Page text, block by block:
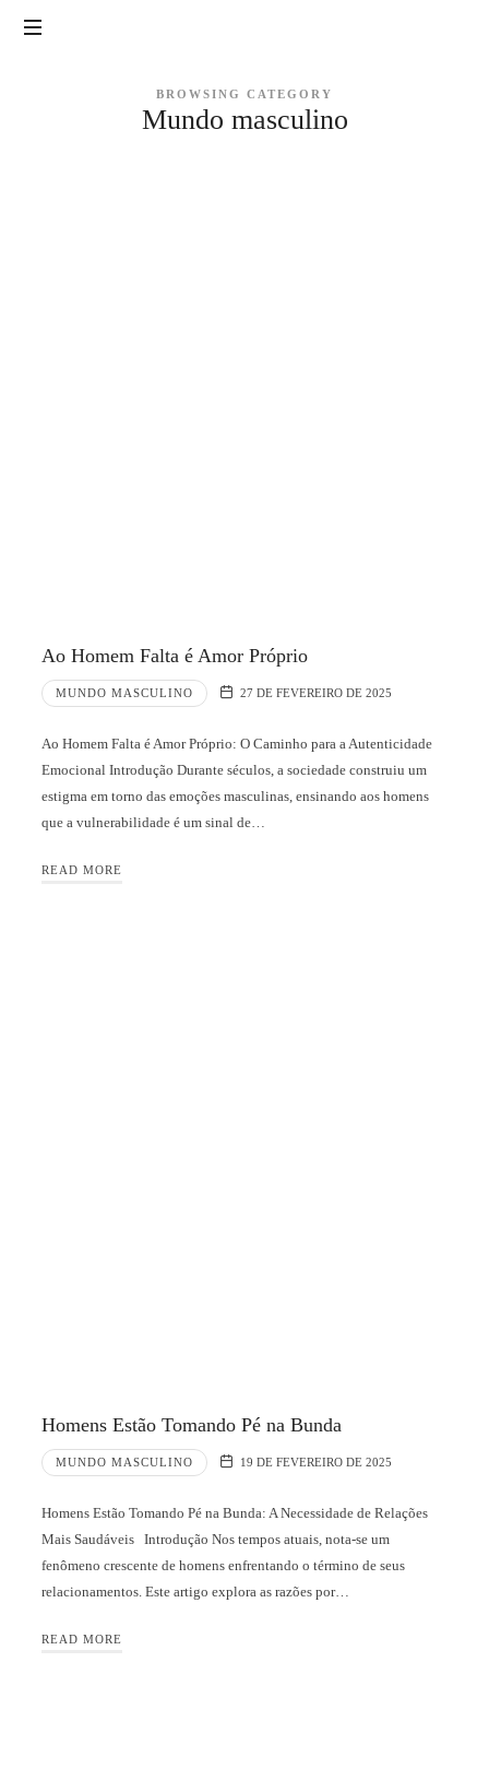
BROWSING CATEGORY
Mundo masculino
Ao Homem Falta é Amor Próprio
MUNDO MASCULINO 27 DE FEVEREIRO DE 2025
Ao Homem Falta é Amor Próprio: O Caminho para a Autenticidade
Emocional Introdução Durante séculos, a sociedade construiu um
estigma em torno das emoções masculinas, ensinando aos homens
que a vulnerabilidade é um sinal de…
READ MORE
Homens Estão Tomando Pé na Bunda
MUNDO MASCULINO 19 DE FEVEREIRO DE 2025
Homens Estão Tomando Pé na Bunda: A Necessidade de Relações
Mais Saudáveis Introdução Nos tempos atuais, nota-se um
fenômeno crescente de homens enfrentando o término de seus
relacionamentos. Este artigo explora as razões por…
READ MORE